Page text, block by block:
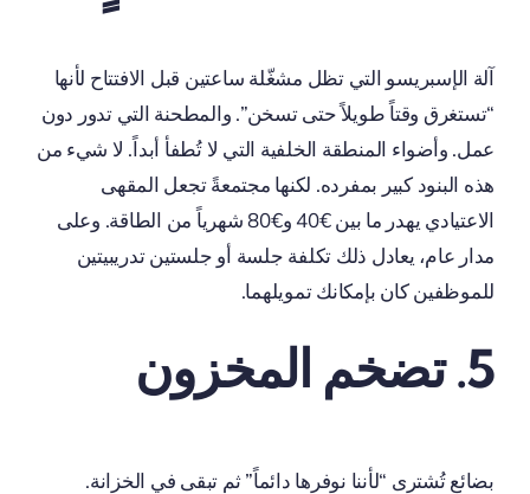
آلة الإسبريسو التي تظل مشغّلة ساعتين قبل الافتتاح لأنها
“تستغرق وقتاً طويلاً حتى تسخن”. والمطحنة التي تدور دون
عمل. وأضواء المنطقة الخلفية التي لا تُطفأ أبداً. لا شيء من
هذه البنود كبير بمفرده. لكنها مجتمعةً تجعل المقهى
الاعتيادي يهدر ما بين €40 و€80 شهرياً من الطاقة. وعلى
مدار عام، يعادل ذلك تكلفة جلسة أو جلستين تدريبيتين
للموظفين كان بإمكانك تمويلهما.
5. تضخم المخزون
بضائع تُشترى “لأننا نوفرها دائماً” ثم تبقى في الخزانة.